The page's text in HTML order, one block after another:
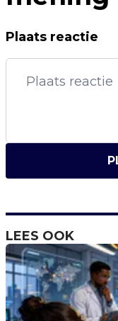
Plaats reactie
LEES OOK